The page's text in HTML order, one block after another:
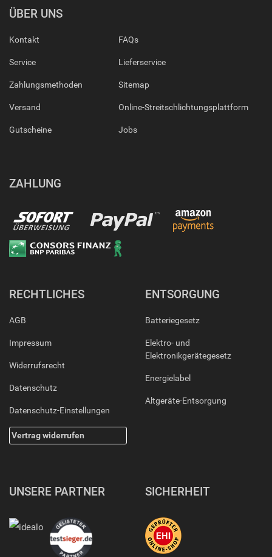
ÜBER UNS
Kontakt
Service
Zahlungsmethoden
Versand
Gutscheine
FAQs
Lieferservice
Sitemap
Online-Streitschlichtungsplattform
Jobs
ZAHLUNG
RECHTLICHES
AGB
Impressum
Widerrufsrecht
Datenschutz
Datenschutz-Einstellungen
Vertrag widerrufen
ENTSORGUNG
Batteriegesetz
Elektro- und
Elektronikgerätegesetz
Energielabel
Altgeräte-Entsorgung
UNSERE PARTNER SICHERHEIT